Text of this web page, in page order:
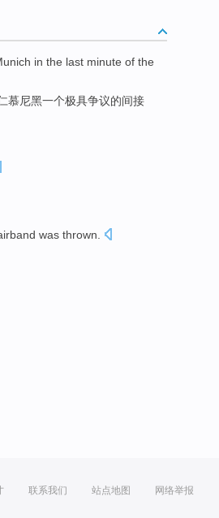
in the last minute of the
慕尼黑一个极具争议的间接
was thrown
联系我们 站点地图 网络举报